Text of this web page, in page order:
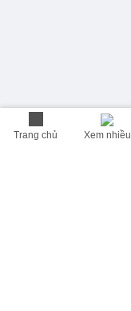
Trang chủ Xem nhiều